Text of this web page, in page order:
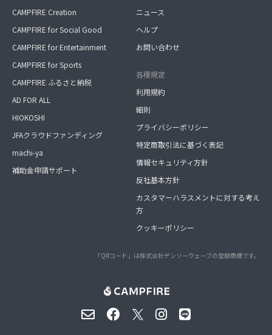
CAMPFIRE Creation
CAMPFIRE for Social Good
CAMPFIRE for Entertainment
CAMPFIRE for Sports
CAMPFIRE ふるさと納税
AD FOR ALL
HIOKOSHI
JFAクラウドファンディング
machi-ya
補助金申請サポート
ニュース
ヘルプ
お問い合わせ
各種規定
利用規約
細則
プライバシーポリシー
特定商取引法に基づく表記
情報セキュリティ方針
反社基本方針
カスタマーハラスメントに対する考え
方
クッキーポリシー
「QRコード」は株式会社デンソーウェーブの登録商標です。